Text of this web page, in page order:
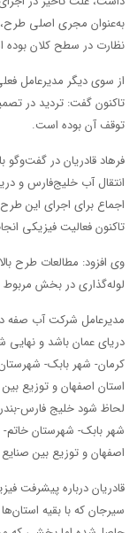
به‌عنوان مجری اصلی طرح،
نظارت در سطح کلان
از سوی دیگر مدیرعامل
تاکنون گفت: تردید در
توقف آن بوده است.
فرهاد قادریان در گفت‌وگو
اجماع برای اجرای این
تاکنون فعالیت فیزیکی
لوله‌گذاری در بخش مربوط
مدیرعامل شرکت آب صفه
دریای عمان باشد و
کرمان- شهر بابک-
استان اصفهان و توزیع
لحاظ شود خلیج فارس-
شهر بابک- شهرستان خاتم-
اصفهان و توزیع بین
قادریان درباره پیشرفت